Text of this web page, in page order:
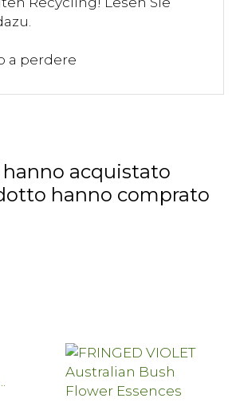
a perdere
acquistato
hanno comprato